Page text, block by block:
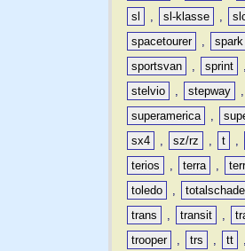
sl
, sl-klasse ,
spacetourer
, spark
sportsvan
, sprint ,
stelvio
, stepway ,
superamerica
,
sx4
, sz/rz , t ,
terios
, terra ,
toledo
,
trans
, transit ,
trooper
, trs , tt ,